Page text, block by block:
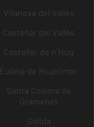
Vilanova del Vallès
Castellar del Vallès
Castellar de n´Hug
Eulàlia de Riuprimer
Santa Coloma de
Gramenet
Gelida